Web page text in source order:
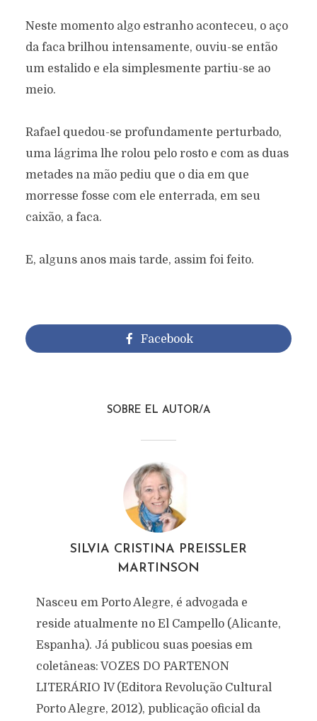
Neste momento algo estranho aconteceu, o aço
da faca brilhou intensamente, ouviu-se então
um estalido e ela simplesmente partiu-se ao
meio.
Rafael quedou-se profundamente perturbado,
uma lágrima lhe rolou pelo rosto e com as duas
metades na mão pediu que o dia em que
morresse fosse com ele enterrada, em seu
caixão, a faca.
E, alguns anos mais tarde, assim foi feito.
Facebook
SOBRE EL AUTOR/A
SILVIA CRISTINA PREISSLER
MARTINSON
Nasceu em Porto Alegre, é advogada e
reside atualmente no El Campello (Alicante,
Espanha). Já publicou suas poesias em
coletâneas: VOZES DO PARTENON
LITERÁRIO lV (Editora Revolução Cultural
Porto Alegre, 2012), publicação oficial da